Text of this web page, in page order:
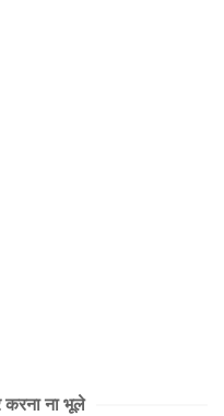
करना ना भूले